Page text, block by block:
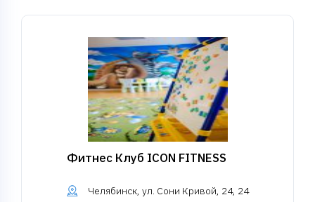
Фитнес Клуб ICON FITNESS
Челябинск, ул. Сони Кривой, 24, 24